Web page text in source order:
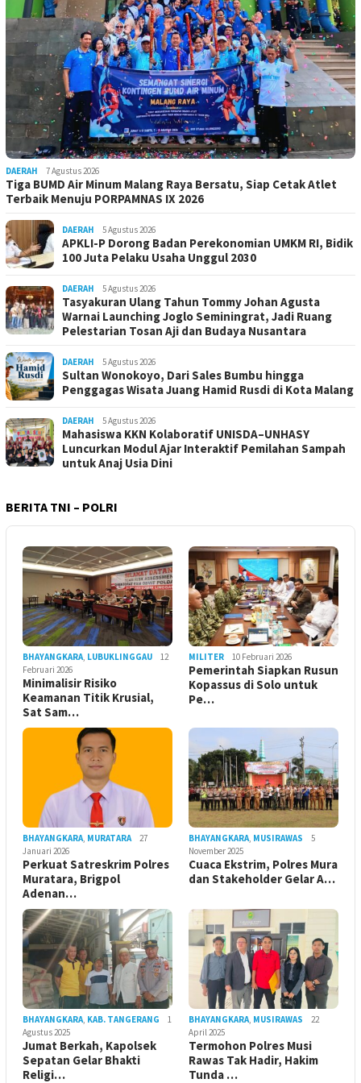
DAERAH 7 Agustus 2026
Tiga BUMD Air Minum Malang Raya Bersatu, Siap Cetak Atlet
Terbaik Menuju PORPAMNAS IX 2026
DAERAH 5 Agustus 2026
APKLI-P Dorong Badan Perekonomian UMKM RI, Bidik
100 Juta Pelaku Usaha Unggul 2030
DAERAH 5 Agustus 2026
Tasyakuran Ulang Tahun Tommy Johan Agusta
Warnai Launching Joglo Seminingrat, Jadi Ruang
Pelestarian Tosan Aji dan Budaya Nusantara
DAERAH 5 Agustus 2026
Sultan Wonokoyo, Dari Sales Bumbu hingga
Penggagas Wisata Juang Hamid Rusdi di Kota Malang
DAERAH 5 Agustus 2026
Mahasiswa KKN Kolaboratif UNISDA–UNHASY
Luncurkan Modul Ajar Interaktif Pemilahan Sampah
untuk Anaj Usia Dini
BERITA TNI – POLRI
BHAYANGKARA, LUBUKLINGGAU
12
Februari 2026
Minimalisir Risiko
Keamanan Titik Krusial,
Sat Sam…
MILITER 10 Februari 2026
Pemerintah Siapkan Rusun
Kopassus di Solo untuk
Pe…
BHAYANGKARA, MURATARA
27
Januari 2026
Perkuat Satreskrim Polres
Muratara, Brigpol
Adenan…
BHAYANGKARA, MUSIRAWAS
5
November 2025
Cuaca Ekstrim, Polres Mura
dan Stakeholder Gelar A…
BHAYANGKARA, KAB. TANGERANG
1
Agustus 2025
Jumat Berkah, Kapolsek
Sepatan Gelar Bhakti
Religi…
BHAYANGKARA, MUSIRAWAS
22
April 2025
Termohon Polres Musi
Rawas Tak Hadir, Hakim
Tunda …